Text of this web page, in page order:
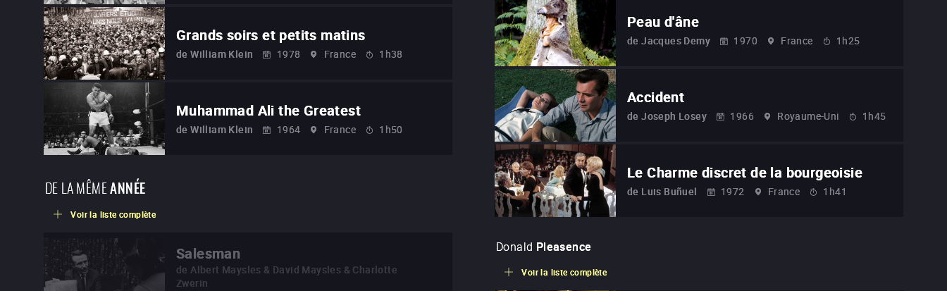
Grands soirs et petits matins
de William Klein 1978 France 1h38
Muhammad Ali the Greatest
de William Klein 1964 France 1h50
DE LA MÊMEANNÉE
Voir la liste complète
Salesman
de Albert Maysles & David Maysles & Charlotte
Zwerin
Peau d'âne
de Jacques Demy 1970 France 1h25
Accident
de Joseph Losey 1966 Royaume-Uni 1h45
Le Charme discret de la bourgeoisie
de Luis Buñuel 1972 France 1h41
Donald Pleasence
Voir la liste complète